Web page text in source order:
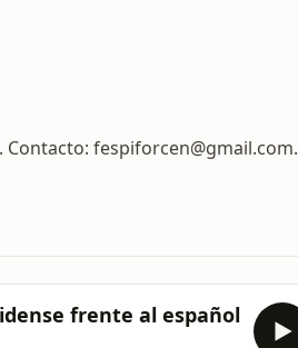
fespiforcen@gmail.com.
frente al español